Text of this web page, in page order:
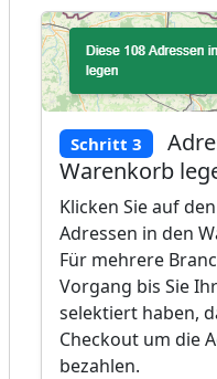
Schritt 3
Warenkorb
Klicken Sie auf
Adressen in den
Für mehrere
Vorgang bis Sie
selektiert haben,
Checkout um die
bezahlen.